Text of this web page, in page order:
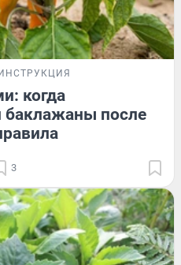
ИНСТРУКЦИЯ
когда
баклажаны после
3